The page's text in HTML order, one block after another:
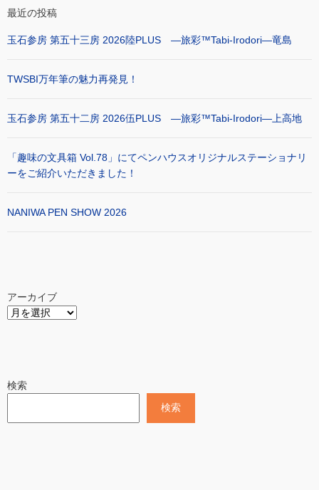
最近の投稿
玉石参房 第五十三房 2026陸PLUS ―旅彩™Tabi-Irodori―竜島
TWSBI万年筆の魅力再発見！
玉石参房 第五十二房 2026伍PLUS ―旅彩™Tabi-Irodori―上高地
「趣味の文具箱 Vol.78」にてペンハウスオリジナルステーショナリ
ーをご紹介いただきました！
NANIWA PEN SHOW 2026
アーカイブ
検索
検索